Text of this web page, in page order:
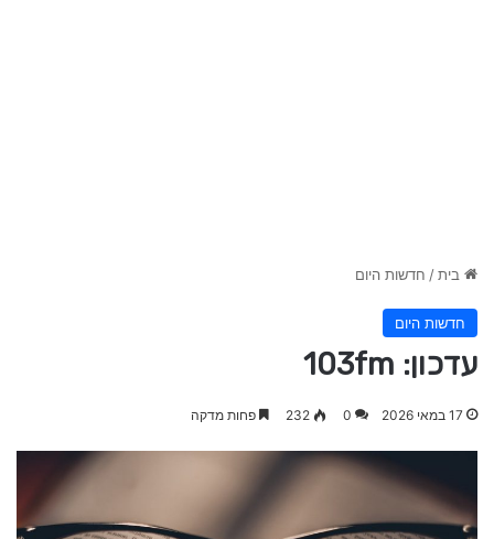
בית/ חדשות היום
חדשות היום
עדכון: 103fm
17 במאי 2026 0
232 פחות מדקה